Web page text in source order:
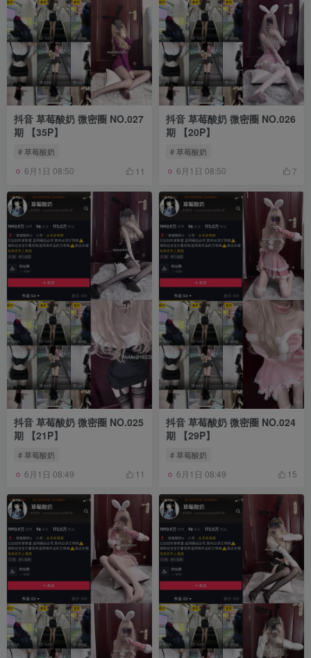
抖音 草莓酸奶 微密圈 NO.027
期 【35P】
# 草莓酸奶
6月1日 08:50 11
抖音 草莓酸奶 微密圈 NO.026
期 【20P】
# 草莓酸奶
6月1日 08:50 7
抖音 草莓酸奶 微密圈 NO.025
期 【21P】
# 草莓酸奶
6月1日 08:49 11
抖音 草莓酸奶 微密圈 NO.024
期 【29P】
# 草莓酸奶
6月1日 08:49 15